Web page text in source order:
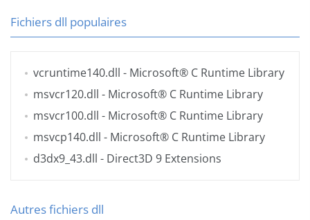
Fichiers dll populaires
vcruntime140.dll - Microsoft® C Runtime Library
msvcr120.dll - Microsoft® C Runtime Library
msvcr100.dll - Microsoft® C Runtime Library
msvcp140.dll - Microsoft® C Runtime Library
d3dx9_43.dll - Direct3D 9 Extensions
Autres fichiers dll